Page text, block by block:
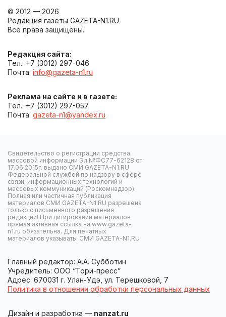
© 2012 — 2026
Редакция газеты GAZETA-N1.RU
Все права защищены.
Редакция сайта:
Тел.: +7 (3012) 297-046
Почта: info@gazeta-n1.ru
Реклама на сайте и в газете:
Тел.: +7 (3012) 297-057
Почта: gazeta-n1@yandex.ru
Свидетельство о регистрации средства
массовой информации Эл №ФС77-62128 от
17.06.2015г. выдано СМИ GAZETA-N1.RU
Федеральной службой по надзору в сфере
связи, информационных технологий и
массовых коммуникаций (Роскомнадзор).
Полная или частичная публикация
материалов СМИ GAZETA-N1.RU разрешена
только с письменного разрешения
редакции! При цитировании материалов
прямая активная ссылка на www.gazeta-
n1.ru обязательна. Для печатных
материалов указывать: СМИ GAZETA-N1.RU
Главный редактор: А.А. Субботин
Учредитель: ООО “Тори-пресс”
Адрес: 670031 г. Улан-Удэ, ул. Терешковой, 7
Политика в отношении обработки персональных данных
Дизайн и разработка — nanzat.ru